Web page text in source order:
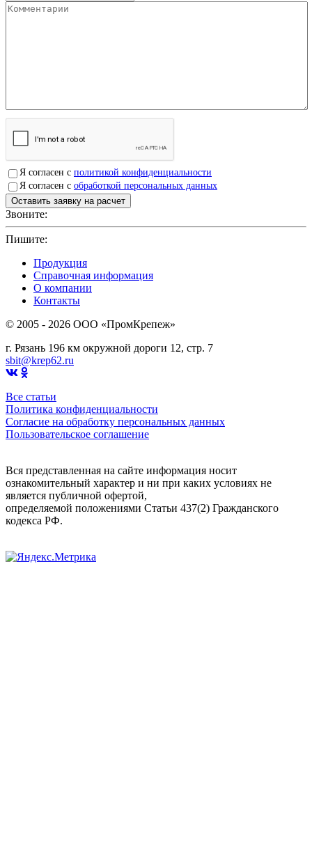
Я согласен с политикой конфиденциальности
Я согласен с обработкой персональных данных
Звоните:
Пишите:
Продукция
Справочная информация
О компании
Контакты
© 2005 - 2026 OOO «ПромКрепеж»
г. Рязань 196 км окружной дороги 12, стр. 7
sbit@krep62.ru
Все статьи
Политика конфиденциальности
Согласие на обработку персональных данных
Пользовательское соглашение
Вся представленная на сайте информация носит
ознакомительный характер и ни при каких условиях не
является публичной офертой,
определяемой положениями Статьи 437(2) Гражданского
кодекса РФ.